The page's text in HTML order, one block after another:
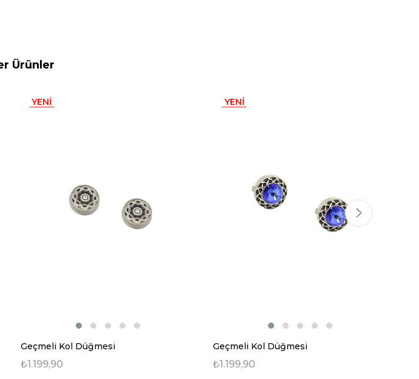
Ürünler
Geçmeli Kol Düğmesi
₺1.199,90
YENI
Geçmeli Kol Düğmesi
₺1.199,90
YENI